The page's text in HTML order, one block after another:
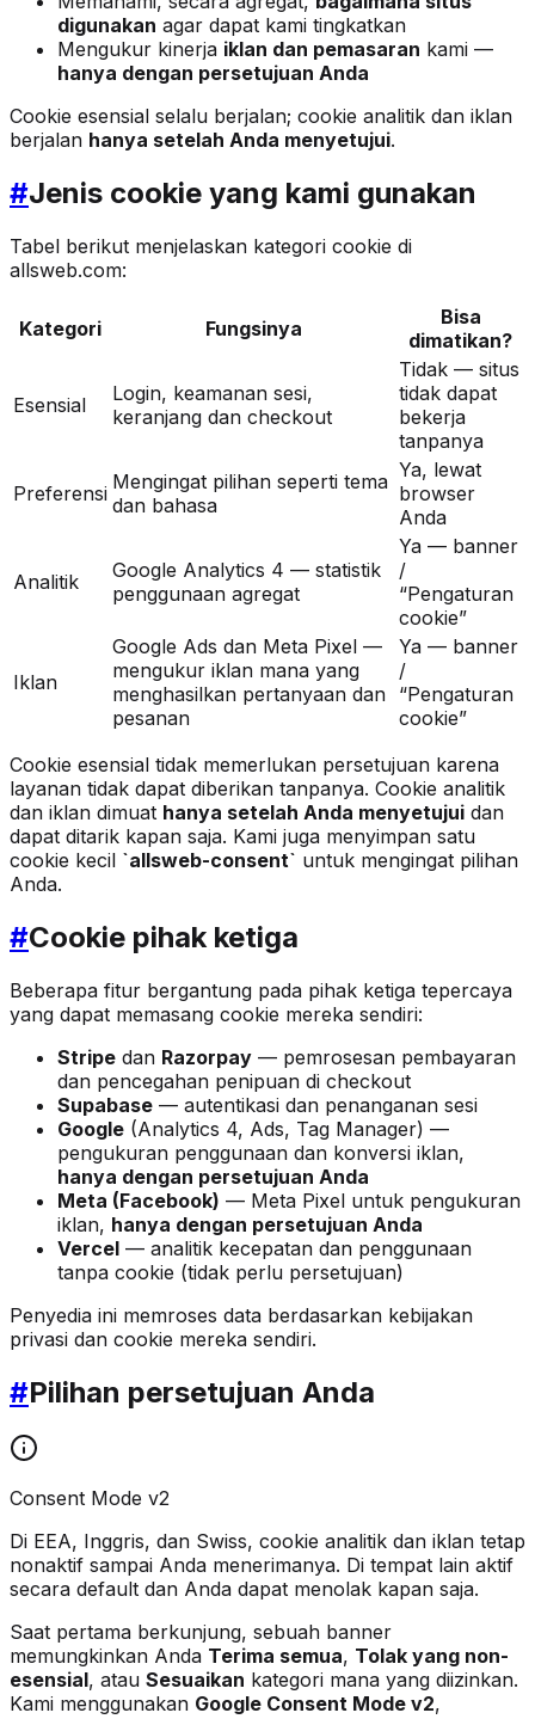
digunakan agar dapat kami tingkatkan
Mengukur kinerja iklan dan pemasaran kami —
hanya dengan persetujuan Anda
Cookie esensial selalu berjalan; cookie analitik dan iklan
berjalan hanya setelah Anda menyetujui.
#Jenis cookie yang kami gunakan
Tabel berikut menjelaskan kategori cookie di
allsweb.com:
Kategori Fungsinya
Bisa
dimatikan?
Esensial
Login, keamanan sesi,
keranjang dan checkout
Tidak — situs
tidak dapat
bekerja
tanpanya
Preferensi Mengingat pilihan seperti tema
dan bahasa
Ya, lewat
browser
Anda
Analitik
Google Analytics 4 — statistik
penggunaan agregat
Ya — banner
/
“Pengaturan
cookie”
Iklan
Google Ads dan Meta Pixel —
mengukur iklan mana yang
menghasilkan pertanyaan dan
pesanan
Ya — banner
/
“Pengaturan
cookie”
Cookie esensial tidak memerlukan persetujuan karena
layanan tidak dapat diberikan tanpanya. Cookie analitik
dan iklan dimuat hanya setelah Anda menyetujui dan
dapat ditarik kapan saja. Kami juga menyimpan satu
cookie kecil `allsweb-consent` untuk mengingat pilihan
Anda.
#Cookie pihak ketiga
Beberapa fitur bergantung pada pihak ketiga tepercaya
yang dapat memasang cookie mereka sendiri:
Stripe dan Razorpay — pemrosesan pembayaran
dan pencegahan penipuan di checkout
Supabase — autentikasi dan penanganan sesi
Google (Analytics 4, Ads, Tag Manager) —
pengukuran penggunaan dan konversi iklan,
hanya dengan persetujuan Anda
Meta (Facebook) — Meta Pixel untuk pengukuran
iklan, hanya dengan persetujuan Anda
Vercel — analitik kecepatan dan penggunaan
tanpa cookie (tidak perlu persetujuan)
Penyedia ini memroses data berdasarkan kebijakan
privasi dan cookie mereka sendiri.
#Pilihan persetujuan Anda
Consent Mode v2
Di EEA, Inggris, dan Swiss, cookie analitik dan iklan tetap
nonaktif sampai Anda menerimanya. Di tempat lain aktif
secara default dan Anda dapat menolak kapan saja.
Saat pertama berkunjung, sebuah banner
memungkinkan Anda Terima semua, Tolak yang non-
esensial, atau Sesuaikan kategori mana yang diizinkan.
Kami menggunakan Google Consent Mode v2,